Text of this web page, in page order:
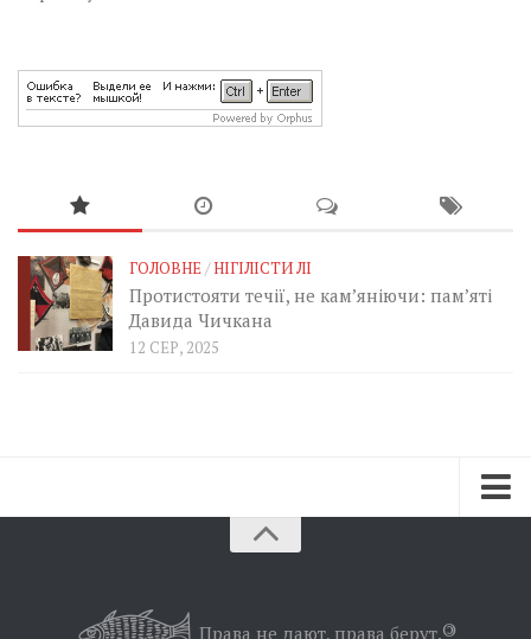
ГОЛОВНЕ/НІГІЛІСТИ ЛІ
Протистояти течії, не кам’яніючи: пам’яті
Давида Чичкана
12 СЕР, 2025
Позиція
Права не дают, права берут.©